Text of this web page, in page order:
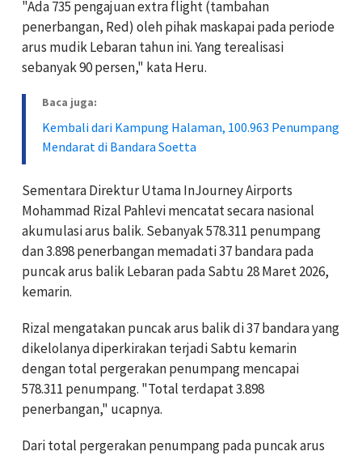
"Ada 735 pengajuan extra flight (tambahan
penerbangan, Red) oleh pihak maskapai pada periode
arus mudik Lebaran tahun ini. Yang terealisasi
sebanyak 90 persen," kata Heru.
Baca juga:
Kembali dari Kampung Halaman, 100.963 Penumpang
Mendarat di Bandara Soetta
Sementara Direktur Utama InJourney Airports
Mohammad Rizal Pahlevi mencatat secara nasional
akumulasi arus balik. Sebanyak 578.311 penumpang
dan 3.898 penerbangan memadati 37 bandara pada
puncak arus balik Lebaran pada Sabtu 28 Maret 2026,
kemarin.
Rizal mengatakan puncak arus balik di 37 bandara yang
dikelolanya diperkirakan terjadi Sabtu kemarin
dengan total pergerakan penumpang mencapai
578.311 penumpang. "Total terdapat 3.898
penerbangan," ucapnya.
Dari total pergerakan penumpang pada puncak arus